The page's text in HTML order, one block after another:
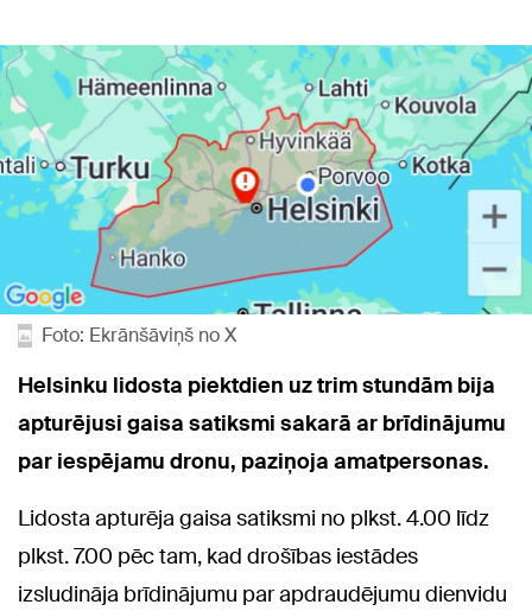
Foto: Ekrānšāviņš no X
Helsinku lidosta piektdien uz trim stundām bija
apturējusi gaisa satiksmi sakarā ar brīdinājumu
par iespējamu dronu, paziņoja amatpersonas.
Lidosta apturēja gaisa satiksmi no plkst. 4.00 līdz
plkst. 7.00 pēc tam, kad drošības iestādes
izsludināja brīdinājumu par apdraudējumu dienvidu